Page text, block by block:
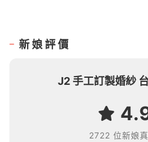
新娘評價
J2 手工訂製婚紗
2722 位新娘